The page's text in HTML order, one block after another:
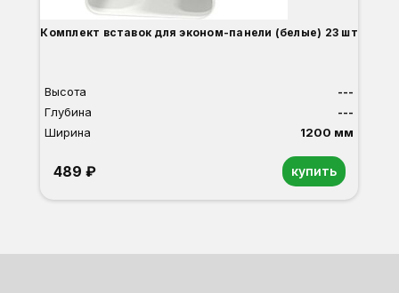
Комплект вставок для эконом-панели (белые) 23 шт
Высота
---
Глубина
---
Ширина
1200 мм
489 ₽ купить